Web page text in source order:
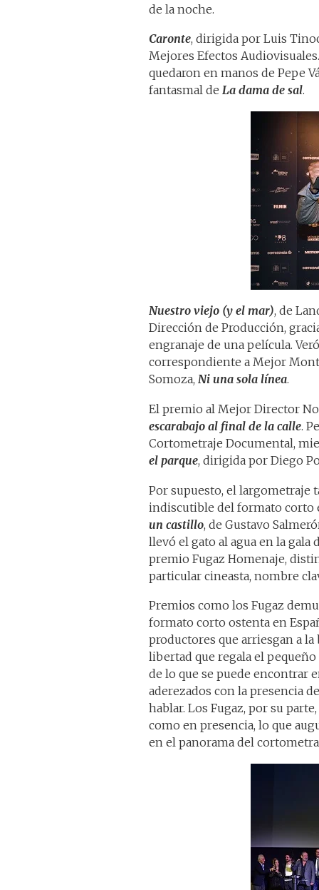
de la noche.
Caronte, dirigida por Luis
Mejores Efectos
quedaron en manos de Pepe
fantasmal de La dama de sal.
Nuestro viejo (y el mar), de
Dirección de Producción,
engranaje de una película.
correspondiente a Mejor
Somoza, Ni una sola línea.
El premio al Mejor Director
escarabajo al final de la calle.
Cortometraje Documental,
el parque, dirigida por Diego
Por supuesto, el largometraje
indiscutible del formato corto
un castillo, de Gustavo
llevó el gato al agua en la gala
premio Fugaz Homenaje,
particular cineasta, nombre
Premios como los Fugaz
formato corto ostenta en
productores que arriesgan a
libertad que regala el
de lo que se puede encontrar
aderezados con la presencia
hablar. Los Fugaz, por su
como en presencia, lo que
en el panorama del